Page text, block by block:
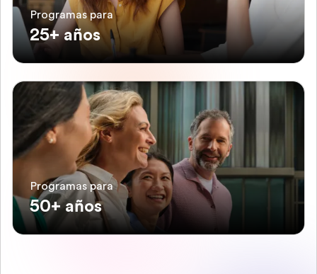
Programas para
25+ años
Programas para
50+ años